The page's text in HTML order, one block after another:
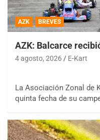
AZK BREVES
AZK: Balcarce
4 agosto, 2026 E-Kart
La Asociación Zonal de
quinta fecha de su